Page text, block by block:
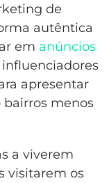
de
autêntica
em anúncios
apresentar
bairros menos
a viverem
visitarem os